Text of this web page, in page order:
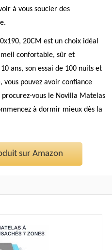
à vous soucier des
20CM est un choix idéal
confortable, sûr et
ans, son essai de 100 nuits et
pouvez avoir confiance
vous le Novilla Matelas
à dormir mieux dès la
sur Amazon